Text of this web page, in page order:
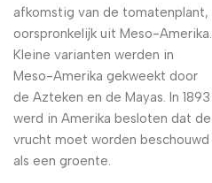
afkomstig van de tomatenplant,
oorspronkelijk uit Meso-Amerika.
Kleine varianten werden in
Meso-Amerika gekweekt door
de Azteken en de Mayas. In 1893
werd in Amerika besloten dat de
vrucht moet worden beschouwd
als een groente.